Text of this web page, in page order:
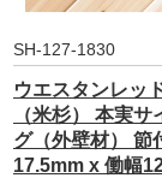
SH-127-1830
ウエスタンレッ
（米杉） 本実サ
グ（外壁材）
17.5mm x 働幅